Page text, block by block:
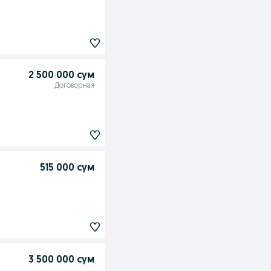
2 500 000 сум
Договорная
515 000 сум
3 500 000 сум